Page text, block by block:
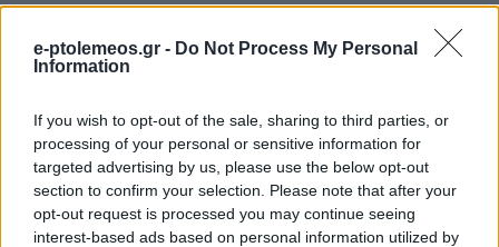
e-ptolemeos.gr - Do Not Process My Personal
Information
If you wish to opt-out of the sale, sharing to third parties, or
processing of your personal or sensitive information for
targeted advertising by us, please use the below opt-out
section to confirm your selection. Please note that after your
opt-out request is processed you may continue seeing
interest-based ads based on personal information utilized by
Πετρανών. Επίσης τον παιδικό σταθμό
«ΛΙΛΙΠΟΥΠΟΛΗ» που μας προσέφεραν
διάφορα εδέσματα καθώς και την παρουσία
τους ψάλλοντάς μας τα κάλαντα.
Τα Δημοτικά:5ο ,6 ο ,7 ,13ο ,17
Χαρίσιου Μεγδάνη
Κοζάνης και το 1οΔημοτικό σχολείο Κρόκου,
Δημοτικό σχολείο Άνω Κώμης, Πετρανών και